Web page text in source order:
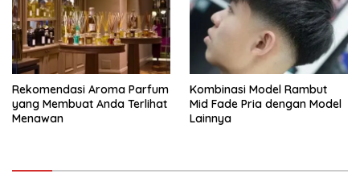
Rekomendasi Aroma Parfum
yang Membuat Anda Terlihat
Menawan
Kombinasi Model Rambut
Mid Fade Pria dengan Model
Lainnya